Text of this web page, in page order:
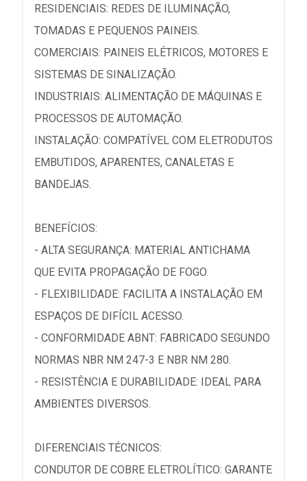
RESIDENCIAIS: REDES DE ILUMINAÇÃO,
TOMADAS E PEQUENOS PAINEIS.
COMERCIAIS: PAINEIS ELÉTRICOS, MOTORES E
SISTEMAS DE SINALIZAÇÃO.
INDUSTRIAIS: ALIMENTAÇÃO DE MÁQUINAS E
PROCESSOS DE AUTOMAÇÃO.
INSTALAÇÃO: COMPATÍVEL COM ELETRODUTOS
EMBUTIDOS, APARENTES, CANALETAS E
BANDEJAS.
BENEFÍCIOS:
- ALTA SEGURANÇA: MATERIAL ANTICHAMA
QUE EVITA PROPAGAÇÃO DE FOGO.
- FLEXIBILIDADE: FACILITA A INSTALAÇÃO EM
ESPAÇOS DE DIFÍCIL ACESSO.
- CONFORMIDADE ABNT: FABRICADO SEGUNDO
NORMAS NBR NM 247-3 E NBR NM 280.
- RESISTÊNCIA E DURABILIDADE: IDEAL PARA
AMBIENTES DIVERSOS.
DIFERENCIAIS TÉCNICOS:
CONDUTOR DE COBRE ELETROLÍTICO: GARANTE